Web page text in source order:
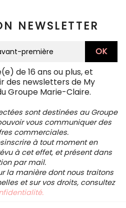
NEWSLETTER
de 16 ans ou plus, et
des newsletters de My
Groupe Marie-Claire.
sont destinées au Groupe
vous communiquer des
commerciales.
à tout moment en
à cet effet, et présent dans
par mail.
la manière dont nous traitons
et sur vos droits, consultez